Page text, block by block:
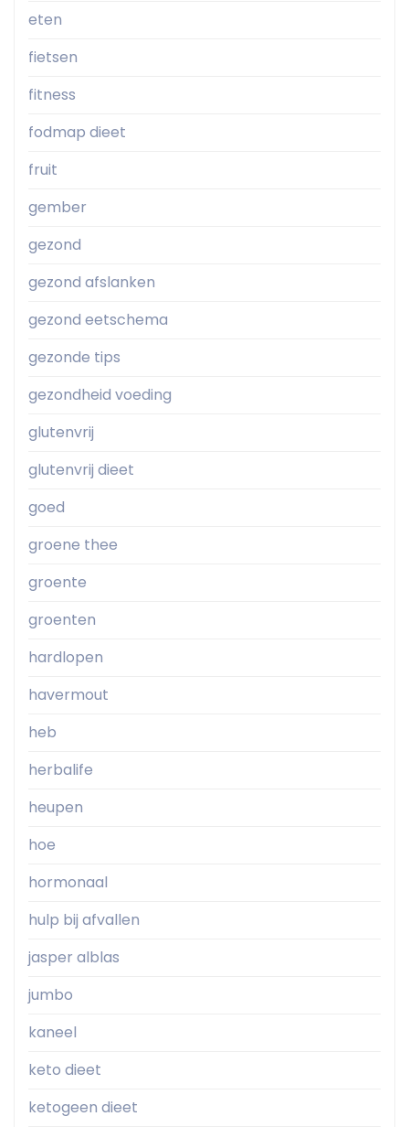
eten
fietsen
fitness
fodmap dieet
fruit
gember
gezond
gezond afslanken
gezond eetschema
gezonde tips
gezondheid voeding
glutenvrij
glutenvrij dieet
goed
groene thee
groente
groenten
hardlopen
havermout
heb
herbalife
heupen
hoe
hormonaal
hulp bij afvallen
jasper alblas
jumbo
kaneel
keto dieet
ketogeen dieet